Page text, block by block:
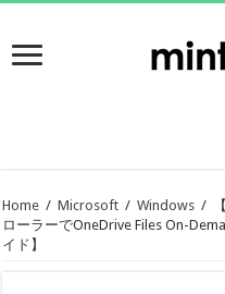
Home / Microsoft / Windows /
ローラーでOneDrive Files On-
イド】